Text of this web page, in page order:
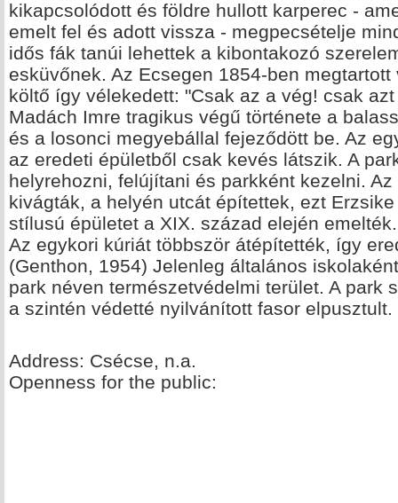
kikapcsolódott és földre hullott karperec -
emelt fel és adott vissza - megpecsételje
idős fák tanúi lehettek a kibontakozó
esküvőnek. Az Ecsegen 1854-ben
költő így vélekedett: "Csak az a vég! csak
Madách Imre tragikus végű története a
és a losonci megyebállal fejeződött be. Az
az eredeti épületből csak kevés látszik. A
helyrehozni, felújítani és parkként kezelni.
kivágták, a helyén utcát építettek, ezt
stílusú épületet a XIX. század elején
Az egykori kúriát többször átépítették, így
(Genthon, 1954) Jelenleg általános
park néven természetvédelmi terület. A park
a szintén védetté nyilvánított fasor
Address: Csécse, n.a.
Openness for the public: